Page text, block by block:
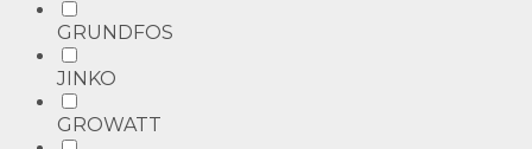
GRUNDFOS
JINKO
GROWATT